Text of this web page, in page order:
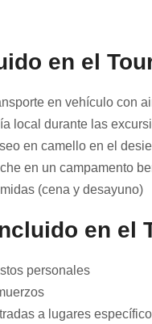
en el
en vehículo con
local durante las
en camello en el
en un campamento
(cena y desayuno)
en el
personales
a lugares